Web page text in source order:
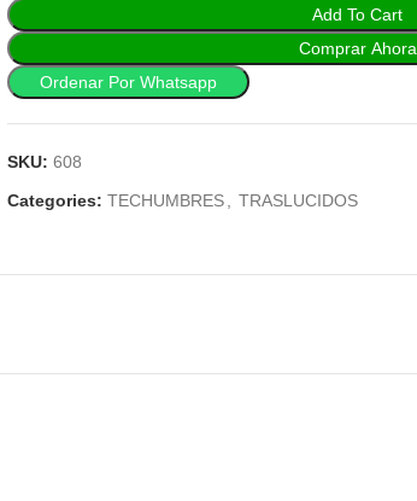
Add To Cart
Comprar Ahora
Ordenar Por Whatsapp
SKU: 608
Categories: TECHUMBRES TRASLUCIDOS